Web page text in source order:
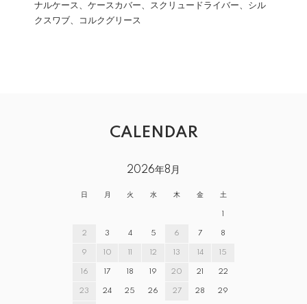
ナルケース、ケースカバー、スクリュードライバー、シル
クスワブ、コルクグリース
CALENDAR
2026年8月
日 月 火 水 木 金 土
1
2 3 4 5 6 7 8
9 10 11 12 13 14 15
16 17 18 19 20 21 22
23 24 25 26 27 28 29